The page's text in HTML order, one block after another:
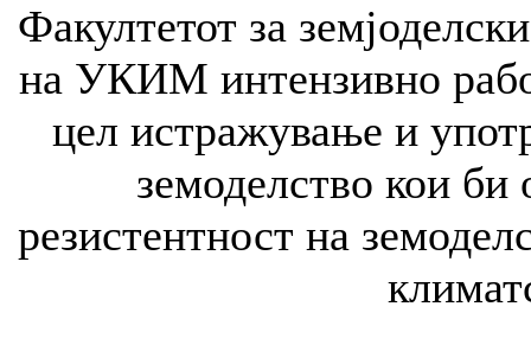
Факултетот за
на УКИМ интензивно
цел истражување и
земоделство кои
резистентност на